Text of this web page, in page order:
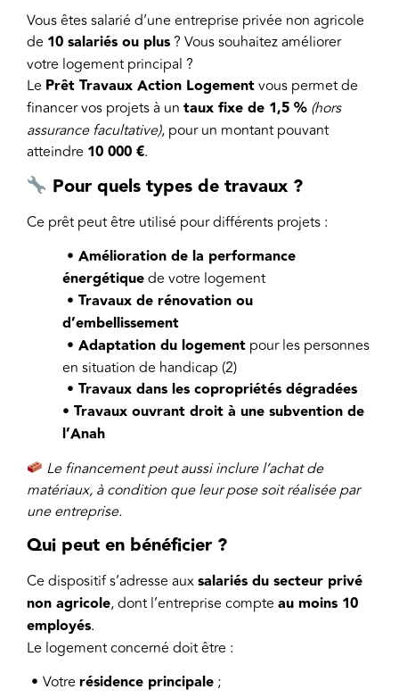
Vous êtes salarié d’une entreprise privée non agricole
de 10 salariés ou plus? Vous souhaitez améliorer
votre logement principal ?
Le Prêt Travaux Action Logementvous permet de
financer vos projets à un taux fixe de 1,5 % (hors
assurance facultative), pour un montant pouvant
atteindre 10 000 €.
Pour quels types de travaux ?
Ce prêt peut être utilisé pour différents projets :
• Amélioration de la performance
énergétiquede votre logement
• Travaux de rénovation ou
d’embellissement
• Adaptation du logement pour les personnes
en situation de handicap (2)
• Travaux dans les copropriétés dégradées
• Travaux ouvrant droit à une subvention de
l’Anah
Le financement peut aussi inclure l’achat de
matériaux, à condition que leur pose soit réalisée par
une entreprise.
Qui peut en bénéficier ?
Ce dispositif s’adresse auxsalariés du secteur privé
non agricole, dont l’entreprise compte au moins 10
employés.
Le logement concerné doit être :
• Votre résidence principale ;